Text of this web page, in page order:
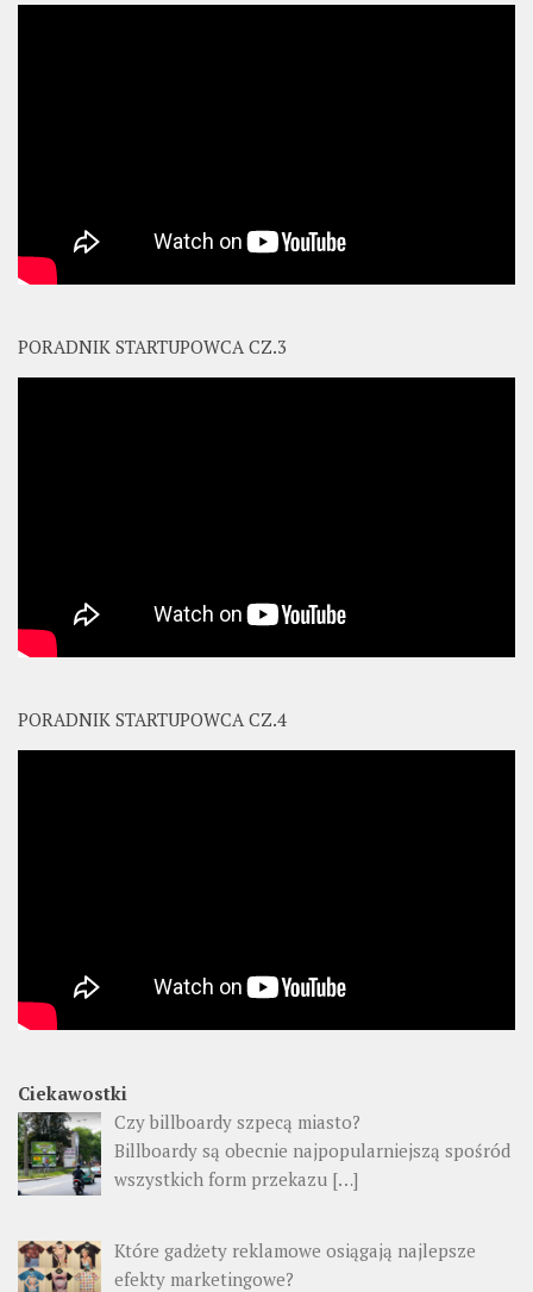
PORADNIK STARTUPOWCA CZ.3
PORADNIK STARTUPOWCA CZ.4
Ciekawostki
Czy billboardy szpecą miasto?
Billboardy są obecnie najpopularniejszą spośród
wszystkich form przekazu […]
Które gadżety reklamowe osiągają najlepsze
efekty marketingowe?